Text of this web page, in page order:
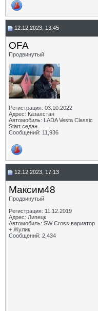
12.12.2023, 13:45
OFA
Продвинутый
Регистрация: 03.10.2022
Адрес: Казахстан
Автомобиль: LADA Vesta Classic
Start седан
Сообщений: 11,936
12.12.2023, 17:13
Максим48
Продвинутый
Регистрация: 11.12.2019
Адрес: Липецк
Автомобиль: SW Cross вариатор
+ Жулик
Сообщений: 2,434